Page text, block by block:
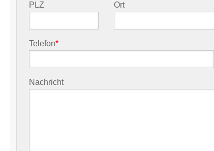
PLZ Ort
Telefon*
Nachricht